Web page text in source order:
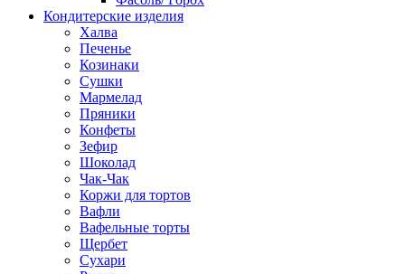
Кондитерские изделия
Халва
Печенье
Козинаки
Сушки
Мармелад
Пряники
Конфеты
Зефир
Шоколад
Чак-Чак
Коржи для тортов
Вафли
Вафельные торты
Щербет
Сухари